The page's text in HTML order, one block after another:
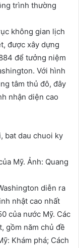
trình thường
không gian lịch
được xây dựng
để tưởng niệm
Với hình
tâm thủ đô, đây
nhận diện cao
bat dau chuoi ky
Mỹ. Ảnh: Quang
diễn ra
nhật cao nhất
của nước Mỹ. Các
gồm năm chủ đề
Khám phá; Cách